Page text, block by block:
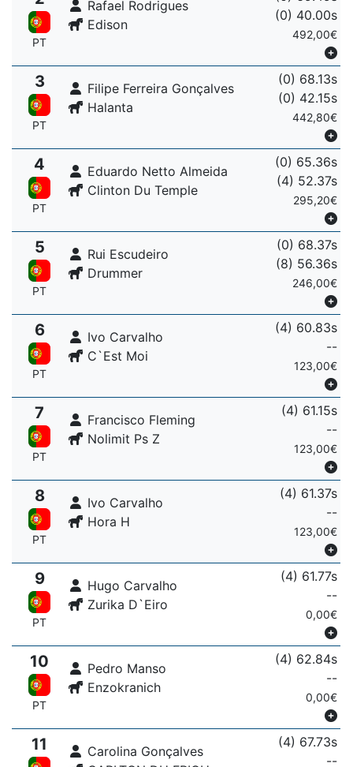
PT
Rafael Rodrigues
Edison
(0) 40.00s
492,00€
3
PT
Filipe Ferreira Gonçalves
Halanta
(0) 68.13s
(0) 42.15s
442,80€
4
PT
Eduardo Netto Almeida
Clinton Du Temple
(0) 65.36s
(4) 52.37s
295,20€
5
PT
Rui Escudeiro
Drummer
(0) 68.37s
(8) 56.36s
246,00€
6
PT
Ivo Carvalho
C`Est Moi
(4) 60.83s
--
123,00€
7
PT
Francisco Fleming
Nolimit Ps Z
(4) 61.15s
--
123,00€
8
PT
Ivo Carvalho
Hora H
(4) 61.37s
--
123,00€
9
PT
Hugo Carvalho
Zurika D`Eiro
(4) 61.77s
--
0,00€
10
PT
Pedro Manso
Enzokranich
(4) 62.84s
--
0,00€
11
Carolina Gonçalves
(4) 67.73s
--